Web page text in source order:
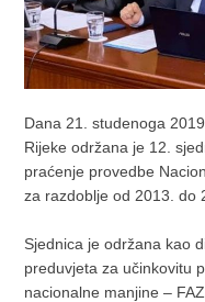
Dana 21. studenoga
Rijeke održana je 12.
praćenje provedbe
za razdoblje od 2013. do
Sjednica je održana kao
preduvjeta za učinkovitu
nacionalne manjine –